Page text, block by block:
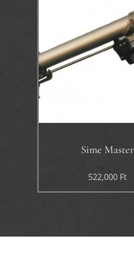
Sime Master
522,000Ft